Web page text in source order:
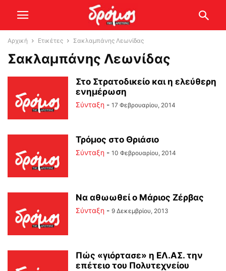
Αρχική Ετικέτες Σακλαμπάνης Λεωνίδας
Σακλαμπάνης Λεωνίδας
Στο Στρατοδικείο και η ελεύθερη
ενημέρωση
Σύνταξη - 17 Φεβρουαρίου, 2014
Τρόμος στο Θριάσιο
Σύνταξη - 10 Φεβρουαρίου, 2014
Να αθωωθεί ο Μάριος Ζέρβας
Σύνταξη - 9 Δεκεμβρίου, 2013
Πώς «γιόρτασε» η ΕΛ.ΑΣ. την
επέτειο του Πολυτεχνείου